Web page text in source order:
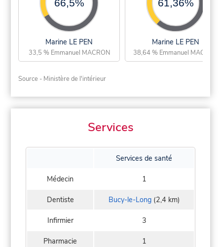
66,5%
Marine LE PEN
33,5 % Emmanuel MACRON
61,36%
Marine LE PEN
38,64 % Emmanuel MACRON
Source - Ministère de l'intérieur
Services
Services de santé
Médecin 1
Dentiste Bucy-le-Long(2,4 km)
Infirmier 3
Pharmacie 1